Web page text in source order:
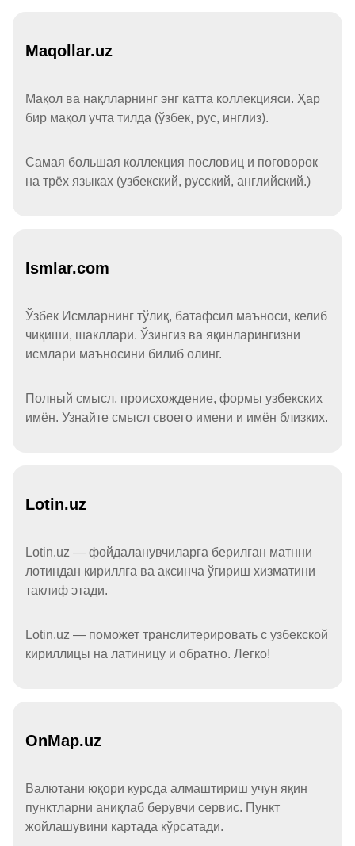
Maqollar.uz
Мақол ва нақлларнинг энг катта коллекцияси. Ҳар
бир мақол учта тилда (ўзбек, рус, инглиз).
Самая большая коллекция пословиц и поговорок
на трёх языках (узбекский, русский, английский.)
Ismlar.com
Ўзбек Исмларнинг тўлиқ, батафсил маъноси, келиб
чиқиши, шакллари. Ўзингиз ва яқинларингизни
исмлари маъносини билиб олинг.
Полный смысл, происхождение, формы узбекских
имён. Узнайте смысл своего имени и имён близких.
Lotin.uz
Lotin.uz — фойдаланувчиларга берилган матнни
лотиндан кириллга ва аксинча ўгириш хизматини
таклиф этади.
Lotin.uz — поможет транслитерировать с узбекской
кириллицы на латиницу и обратно. Легко!
OnMap.uz
Валютани юқори курсда алмаштириш учун яқин
пунктларни аниқлаб берувчи сервис. Пункт
жойлашувини картада кўрсатади.